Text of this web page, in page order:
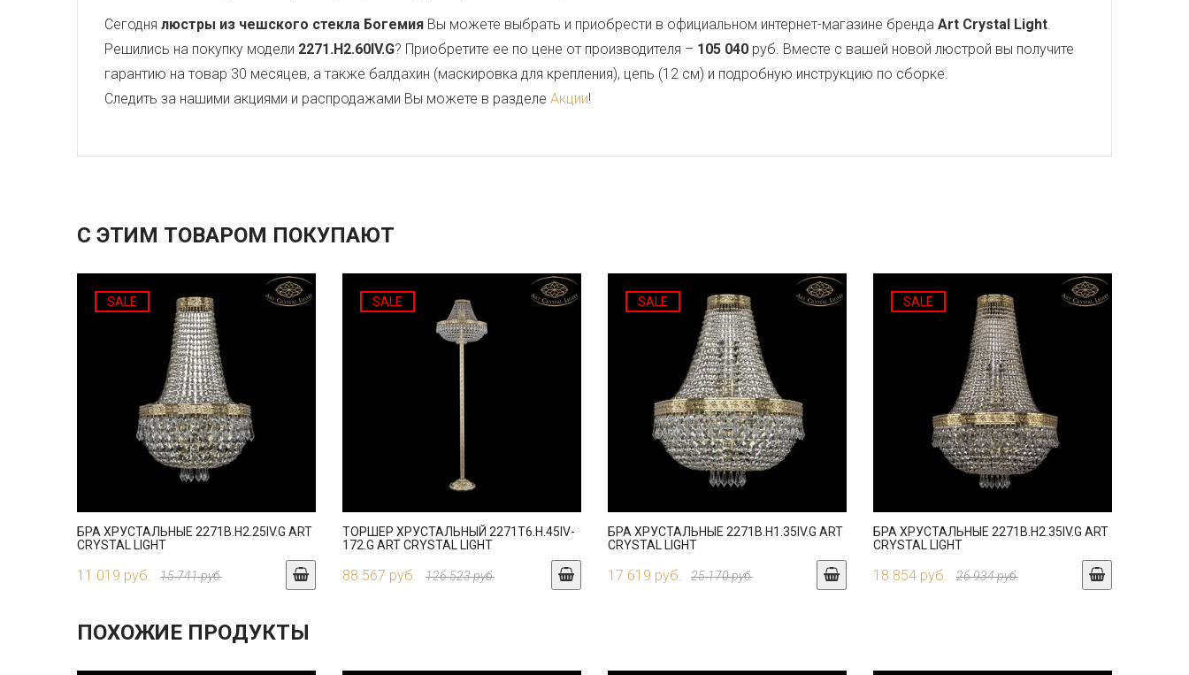
Сегодня люстры из чешского стекла Богемия Вы можете выбрать и приобрести в официальном интернет-магазине бренда Art Crystal Light.
Решились на покупку модели 2271.H2.60IV.G? Приобретите ее по цене от производителя – 105 040 руб. Вместе с вашей новой люстрой вы получите
гарантию на товар 30 месяцев, а также балдахин (маскировка для крепления), цепь (12 см) и подробную инструкцию по сборке.
Следить за нашими акциями и распродажами Вы можете в разделе Акции!
С ЭТИМ ТОВАРОМ ПОКУПАЮТ
SALE
БРА ХРУСТАЛЬНЫЕ 2271B.H2.25IV.G ART
CRYSTAL LIGHT
11 019 руб. 15 741 руб.
SALE
ТОРШЕР ХРУСТАЛЬНЫЙ 2271T6.H.45IV-
172.G ART CRYSTAL LIGHT
88 567 руб. 126 523 руб.
SALE
БРА ХРУСТАЛЬНЫЕ 2271B.H1.35IV.G ART
CRYSTAL LIGHT
17 619 руб. 25 170 руб.
SALE
БРА ХРУСТАЛЬНЫЕ 2271B.H2.35IV.G ART
CRYSTAL LIGHT
18 854 руб. 26 934 руб.
ПОХОЖИЕ ПРОДУКТЫ